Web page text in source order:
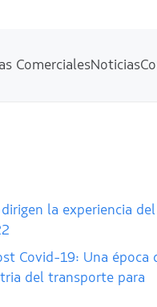
ComercialesNoticias
la experiencia del
Covid-19: Una época
del transporte para